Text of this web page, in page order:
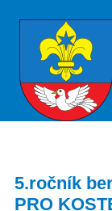
5.ročník
PRO